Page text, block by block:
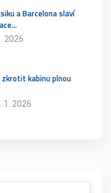
a Barcelona slaví
2026
zkrotit kabinu plnou
1. 2026